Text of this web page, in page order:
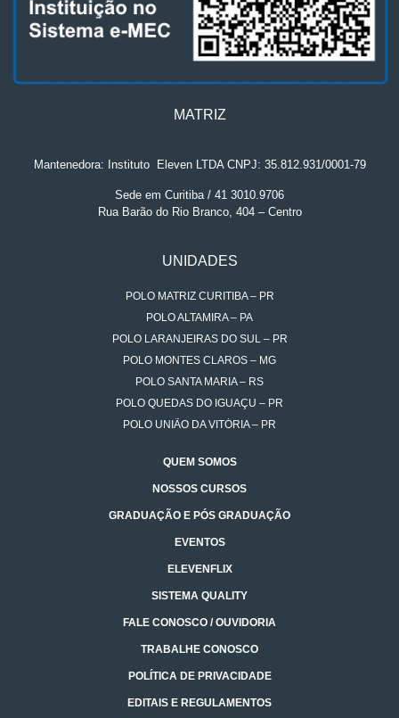
MATRIZ
Mantenedora: Instituto. Eleven LTDA CNPJ: 35.812.931/0001-79
Sede em Curitiba / 41 3010.9706
Rua Barão do Rio Branco, 404 – Centro
UNIDADES
POLO MATRIZ CURITIBA – PR
POLO ALTAMIRA – PA
POLO LARANJEIRAS DO SUL – PR
POLO MONTES CLAROS – MG
POLO SANTA MARIA – RS
POLO QUEDAS DO IGUAÇU – PR
POLO UNIÃO DA VITÓRIA – PR
QUEM SOMOS
NOSSOS CURSOS
GRADUAÇÃO E PÓS GRADUAÇÃO
EVENTOS
ELEVENFLIX
SISTEMA QUALITY
FALE CONOSCO / OUVIDORIA
TRABALHE CONOSCO
POLÍTICA DE PRIVACIDADE
EDITAIS E REGULAMENTOS